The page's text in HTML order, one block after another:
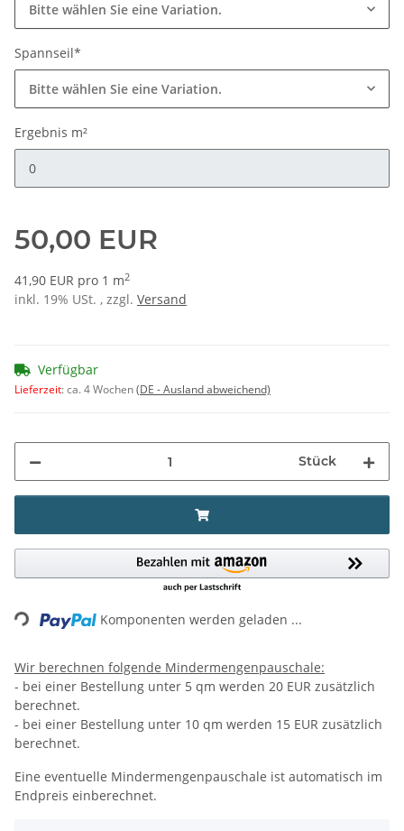
Bitte wählen Sie eine Variation.
Spannseil*
Bitte wählen Sie eine Variation.
Ergebnis m²
50,00 EUR
41,90 EUR pro 1 m2
inkl. 19% USt. , zzgl. Versand
Verfügbar
Lieferzeit:ca. 4 Wochen(DE - Ausland abweichend)
Stück
Komponenten werden geladen ...
Wir berechnen folgende Mindermengenpauschale:
- bei einer Bestellung unter 5 qm werden 20 EUR zusätzlich
berechnet.
- bei einer Bestellung unter 10 qm werden 15 EUR zusätzlich
berechnet.
Eine eventuelle Mindermengenpauschale ist automatisch im
Endpreis einberechnet.